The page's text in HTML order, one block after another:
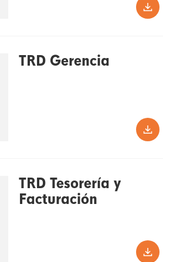
TRD Gerencia
TRD Tesorería y
Facturación